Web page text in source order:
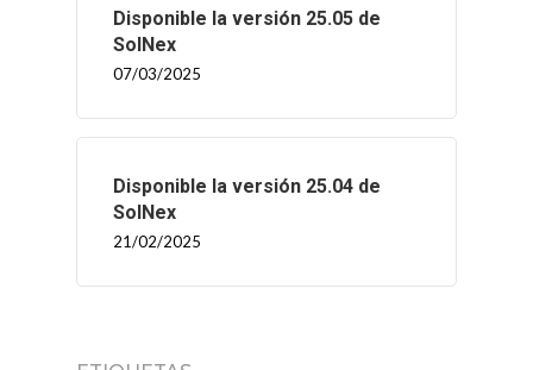
Disponible la versión 25.05 de
SolNex
07/03/2025
Disponible la versión 25.04 de
SolNex
21/02/2025